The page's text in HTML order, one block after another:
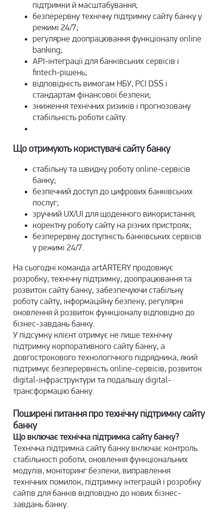
підтримки й масштабування;
безперервну технічну підтримку сайту банку у
режимі 24/7;
регулярне доопрацювання функціоналу online
banking;
API-інтеграції для банківських сервісів і
fintech-рішень;
відповідність вимогам НБУ, PCI DSS і
стандартам фінансової безпеки;
зниження технічних ризиків і прогнозовану
стабільність роботи сайту.
Що отримують користувачі сайту банку
стабільну та швидку роботу online-сервісів
банку;
безпечний доступ до цифрових банківських
послуг;
зручний UX/UI для щоденного використання;
коректну роботу сайту на різних пристроях;
безперервну доступність банківських сервісів
у режимі 24/7.
На сьогодні команда artARTERY продовжує
розробку, технічну підтримку, доопрацювання та
розвиток сайту банку, забезпечуючи стабільну
роботу сайту, інформаційну безпеку, регулярні
оновлення й розвиток функціоналу відповідно до
бізнес-завдань банку.
У підсумку клієнт отримує не лише технічну
підтримку корпоративного сайту банку, а
довгострокового технологічного підрядника, який
підтримує безперервність online-сервісів, розвиток
digital-інфраструктури та подальшу digital-
трансформацію банку.
Поширені питання про технічну підтримку сайту
банку
Що включає технічна підтримка сайту банку?
Технічна підтримка сайту банку включає контроль
стабільності роботи, оновлення функціональних
модулів, моніторинг безпеки, виправлення
технічних помилок, підтримку інтеграцій і розробку
сайтів для банків відповідно до нових бізнес-
завдань банку.